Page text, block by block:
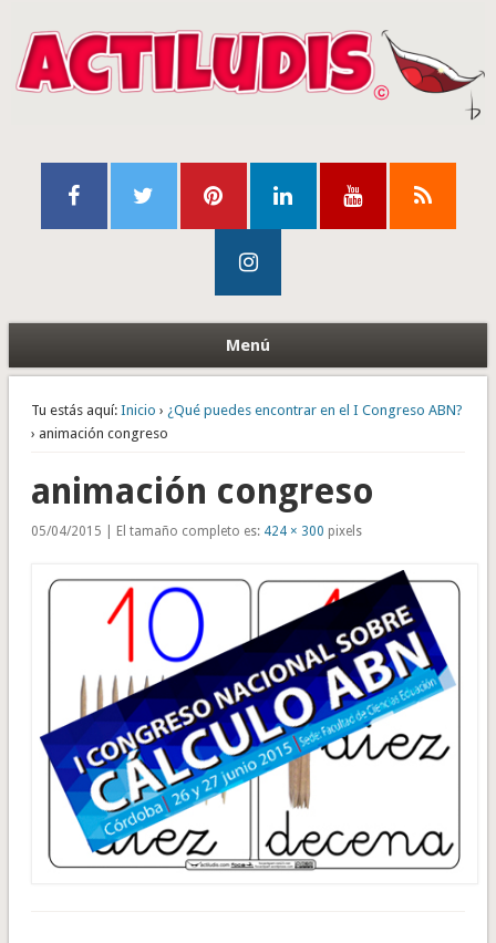
Menú
Tu estás aquí: Inicio › ¿Qué puedes encontrar en el I Congreso ABN?
› animación congreso
animación congreso
05/04/2015 | El tamaño completo es: 424 × 300 pixels